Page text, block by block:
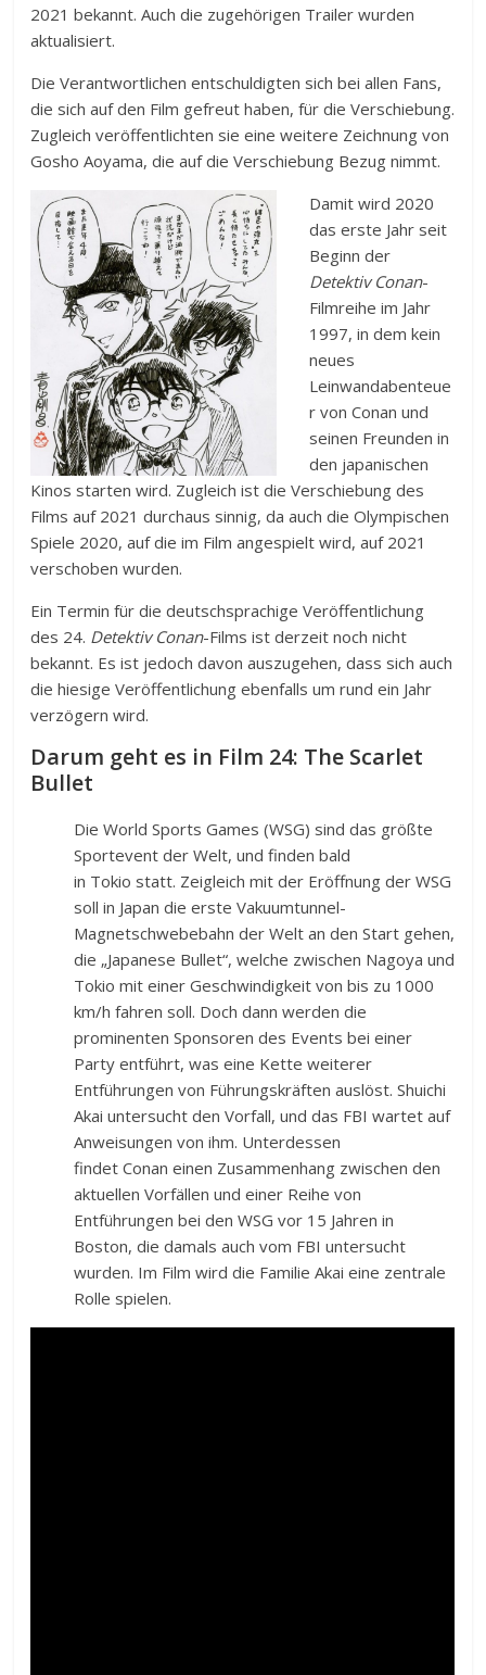
2021 bekannt. Auch die zugehörigen Trailer wurden
aktualisiert.
Die Verantwortlichen entschuldigten sich bei allen Fans,
die sich auf den Film gefreut haben, für die Verschiebung.
Zugleich veröffentlichten sie eine weitere Zeichnung von
Gosho Aoyama, die auf die Verschiebung Bezug nimmt.
Damit wird 2020
das erste Jahr seit
Beginn der
Detektiv Conan-
Filmreihe im Jahr
1997, in dem kein
neues
Leinwandabenteue
r von Conan und
seinen Freunden in
den japanischen
Kinos starten wird. Zugleich ist die Verschiebung des
Films auf 2021 durchaus sinnig, da auch die Olympischen
Spiele 2020, auf die im Film angespielt wird, auf 2021
verschoben wurden.
Ein Termin für die deutschsprachige Veröffentlichung
des 24. Detektiv Conan-Films ist derzeit noch nicht
bekannt. Es ist jedoch davon auszugehen, dass sich auch
die hiesige Veröffentlichung ebenfalls um rund ein Jahr
verzögern wird.
Darum geht es in Film 24: The Scarlet
Bullet
Die World Sports Games (WSG) sind das größte
Sportevent der Welt, und finden bald
in Tokio statt. Zeigleich mit der Eröffnung der WSG
soll in Japan die erste Vakuumtunnel-
Magnetschwebebahn der Welt an den Start gehen,
die „Japanese Bullet“, welche zwischen Nagoya und
Tokio mit einer Geschwindigkeit von bis zu 1000
km/h fahren soll. Doch dann werden die
prominenten Sponsoren des Events bei einer
Party entführt, was eine Kette weiterer
Entführungen von Führungskräften auslöst. Shuichi
Akai untersucht den Vorfall, und das FBI wartet auf
Anweisungen von ihm. Unterdessen
findet Conan einen Zusammenhang zwischen den
aktuellen Vorfällen und einer Reihe von
Entführungen bei den WSG vor 15 Jahren in
Boston, die damals auch vom FBI untersucht
wurden. Im Film wird die Familie Akai eine zentrale
Rolle spielen.